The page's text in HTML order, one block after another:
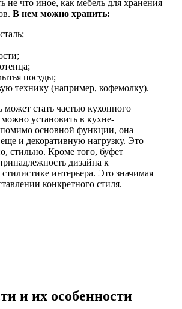
не что иное, как мебель для хранения
В нем можно хранить:
посуды;
технику (например, кофемолку).
может стать частью кухонного
установить в кухне-
помимо основной функции, она
и декоративную нагрузку. Это
стильно. Кроме того, буфет
дизайна к
интерьера. Это значимая
конкретного стиля.
и их особенности